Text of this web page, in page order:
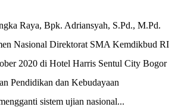
Raya, Bpk. Adriansyah, S.Pd., M.Pd.
Nasional Direktorat SMA Kemdikbud RI
2020 di Hotel Harris Sentul City Bogor
Pendidikan dan Kebudayaan
sistem ujian nasional...